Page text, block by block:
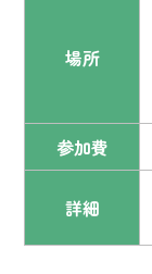
場所
参加費
詳細